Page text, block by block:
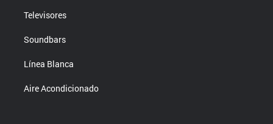
Televisores
Soundbars
Línea Blanca
Aire Acondicionado